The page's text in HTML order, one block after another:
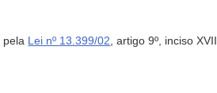
pela Lei nº 13.399/02 , artigo 9º, inciso XVII